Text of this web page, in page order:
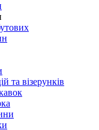
та візерунків